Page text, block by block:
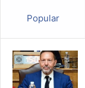
Popular